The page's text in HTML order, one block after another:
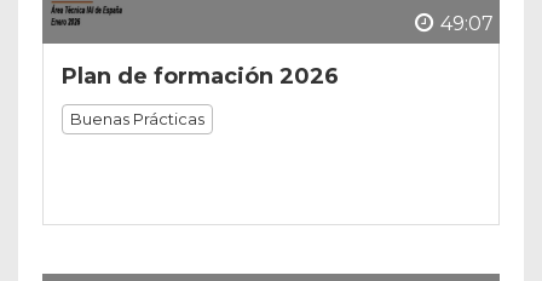
49:07
Plan de formación 2026
Buenas Prácticas